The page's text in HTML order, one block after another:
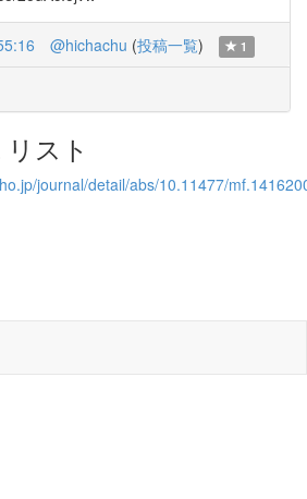
@hichachu (投稿一覧) 1
スト
journal/detail/abs/10.11477/